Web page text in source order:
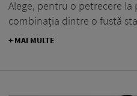
Alege, pentru o petrecere la
combinația dintre o fustă
+ MAI MULTE